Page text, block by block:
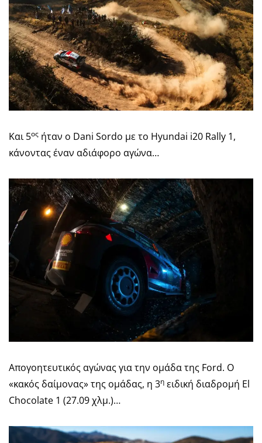
Και 5ος ήταν ο Dani Sordo με το Hyundai i20 Rally 1,
κάνοντας έναν αδιάφορο αγώνα…
Απογοητευτικός αγώνας για την ομάδα της Ford. Ο
«κακός δαίμονας» της ομάδας, η 3η ειδική διαδρομή El
Chocolate 1 (27.09 χλμ.)…